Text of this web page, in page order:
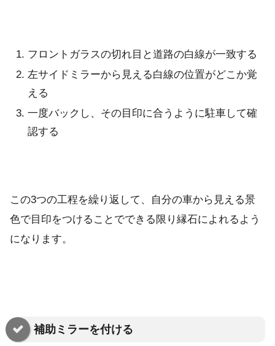
フロントガラスの切れ目と道路の白線が一致する
左サイドミラーから見える白線の位置がどこか覚
える
一度バックし、その目印に合うように駐車して確
認する
この3つの工程を繰り返して、自分の車から見える景
色で目印をつけることでできる限り縁石によれるよう
になります。
補助ミラーを付ける